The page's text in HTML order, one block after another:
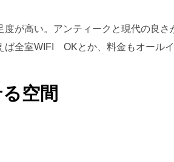
が高い。アンティークと現代の良
ば全室WIFI OKとか、料金もオール
空間